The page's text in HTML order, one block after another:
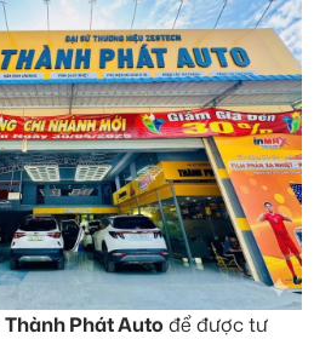
Thành Phát Auto để được tư